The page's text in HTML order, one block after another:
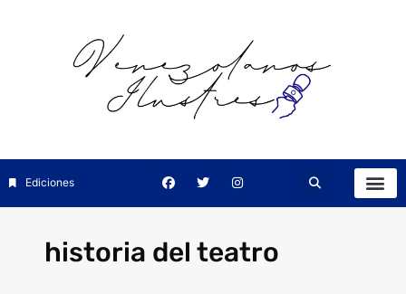
Ediciones
historia del teatro